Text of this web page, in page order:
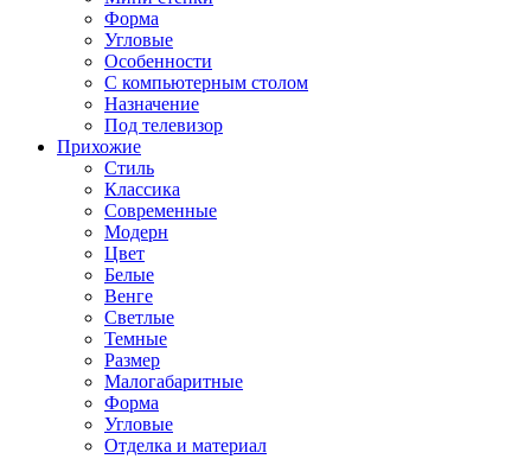
Форма
Угловые
Особенности
С компьютерным столом
Назначение
Под телевизор
Прихожие
Стиль
Классика
Современные
Модерн
Цвет
Белые
Венге
Светлые
Темные
Размер
Малогабаритные
Форма
Угловые
Отделка и материал